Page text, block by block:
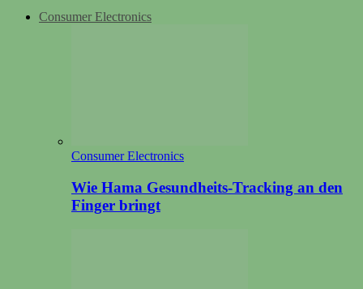
Consumer Electronics
Consumer Electronics
Wie Hama Gesundheits-Tracking an den
Finger bringt